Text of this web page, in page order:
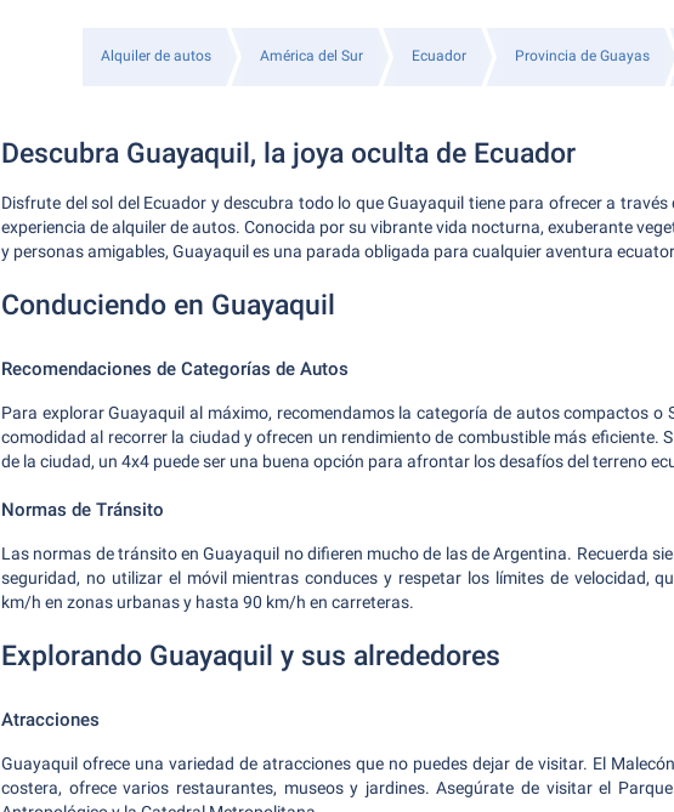
Alquiler de autos América del Sur Ecuador Provincia de Guayas
Descubra Guayaquil, la joya oculta de Ecuador
Disfrute del sol del Ecuador y descubra todo lo que Guayaquil tiene para ofrecer a
experiencia de alquiler de autos. Conocida por su vibrante vida nocturna, exuberante
y personas amigables, Guayaquil es una parada obligada para cualquier aventura
Conduciendo en Guayaquil
Recomendaciones de Categorías de Autos
Para explorar Guayaquil al máximo, recomendamos la categoría de autos compactos o
comodidad al recorrer la ciudad y ofrecen un rendimiento de combustible más eficiente.
de la ciudad, un 4x4 puede ser una buena opción para afrontar los desafíos del terreno
Normas de Tránsito
Las normas de tránsito en Guayaquil no difieren mucho de las de Argentina. Recuerda
seguridad, no utilizar el móvil mientras conduces y respetar los límites de velocidad,
km/h en zonas urbanas y hasta 90 km/h en carreteras.
Explorando Guayaquil y sus alrededores
Atracciones
Guayaquil ofrece una variedad de atracciones que no puedes dejar de visitar. El
costera, ofrece varios restaurantes, museos y jardines. Asegúrate de visitar el